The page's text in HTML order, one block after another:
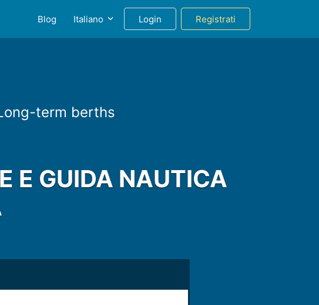
Blog Italiano Login Registrati
term berths
E GUIDA NAUTICA